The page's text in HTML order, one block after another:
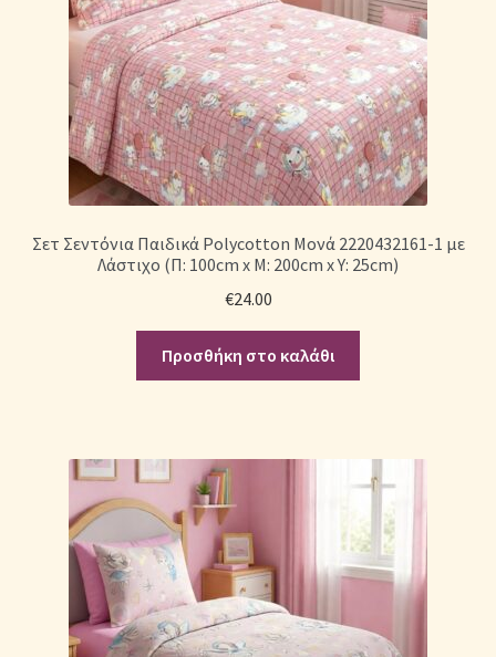
Σετ Σεντόνια Παιδικά Polycotton Μονά 2220432161-1 με
Λάστιχο (Π: 100cm x Μ: 200cm x Υ: 25cm)
€24.00
Προσθήκη στο καλάθι